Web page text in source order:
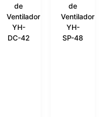
de
Ventilador
YH-
DC-42
de
Ventilador
YH-
SP-48